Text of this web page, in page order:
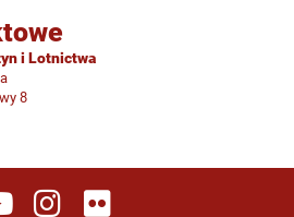
i Lotnictwa
8